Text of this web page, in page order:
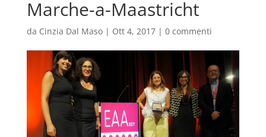
Marche-a-Maastricht
da Cinzia Dal Maso| Ott 4, 2017| 0 commenti